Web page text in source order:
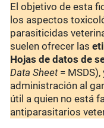
El objetivo de esta
los aspectos
parasiticidas
suelen ofrecer las
Hojas de datos de
Data Sheet=
administración al
útil a quien no está
antiparasitarios